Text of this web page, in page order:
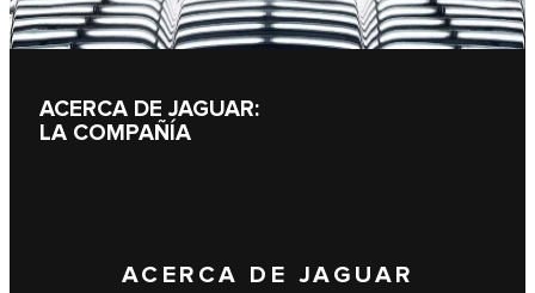
ACERCA DE JAGUAR:
LA COMPAÑÍA
ACERCA DE JAGUAR